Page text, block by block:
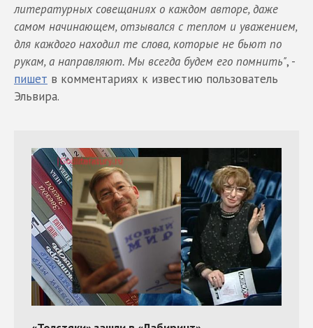
литературных совещаниях о каждом авторе, даже
самом начинающем, отзывался с теплом и уважением,
для каждого находил те слова, которые не бьют по
рукам, а направляют. Мы всегда будем его помнить", -
пишет в комментариях к известию пользователь
Эльвира.